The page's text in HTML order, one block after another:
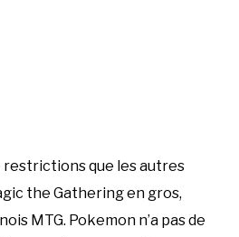
restrictions que les autres
the Gathering en gros,
MTG. Pokemon n’a pas de